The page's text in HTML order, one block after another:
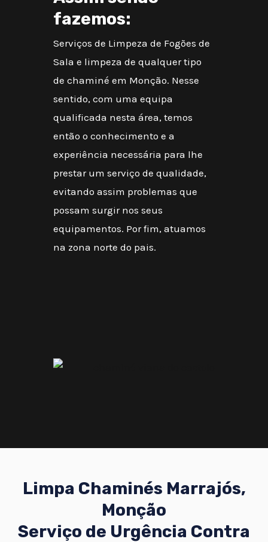
fazemos:
Serviços de Limpeza de Fogões de
Sala e limpeza de qualquer tipo
de chaminé em Monção. Nesse
sentido, com uma equipa
qualificada nesta área, temos
então o conhecimento e a
experiência necessária para lhe
prestar um serviço de qualidade,
evitando assim problemas que
possam surgir nos seus
equipamentos. Por fim, atuamos
na zona norte do pais.
Limpa Chaminés Marrajós,
Monção
Serviço de Urgência Contra